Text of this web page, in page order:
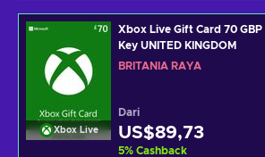
Xbox Live
Xbox Live Gift Card 70
Key UNITED KINGDOM
BRITANIA RAYA
Dari
US$89,73
5% Cashback